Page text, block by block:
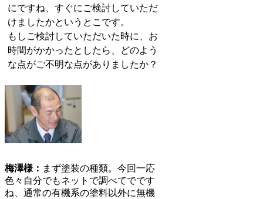
にですね、すぐにご検討していただ
けましたかというとこです。
もしご検討していただいた時に、お
時間がかかったとしたら、どのよう
な点がご不明な点がありましたか？
梅澤様： まず塗装の種類。今回一応
色々自分でもネットで調べてでです
ね、通常の有機系の塗料以外に無機